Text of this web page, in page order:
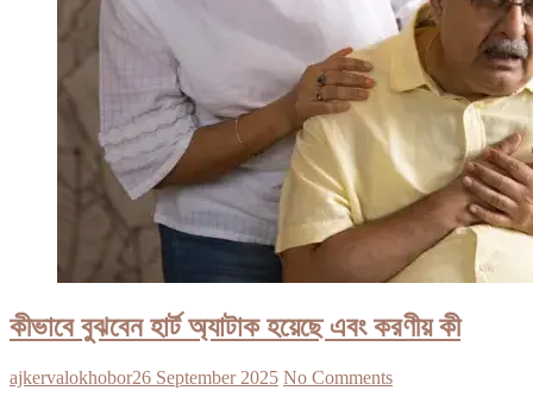
কীভাবে বুঝবেন হার্ট অ্যাটাক হয়েছে এবং করণীয় কী
ajkervalokhobor26 September 2025 No Comments